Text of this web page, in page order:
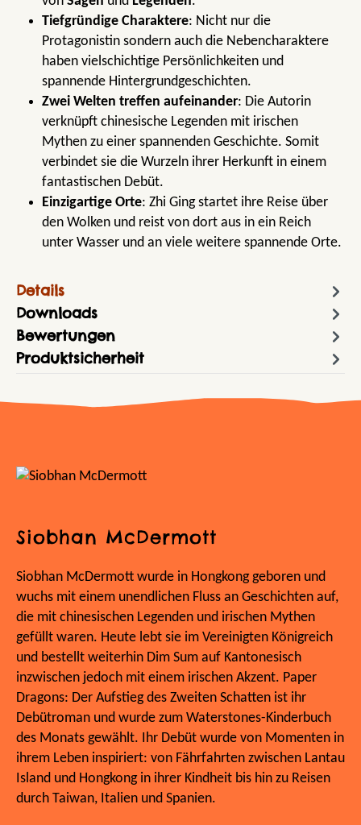
Tiefgründige Charaktere: Nicht nur die
Protagonistin sondern auch die Nebencharaktere
haben vielschichtige Persönlichkeiten und
spannende Hintergrundgeschichten.
Zwei Welten treffen aufeinander: Die Autorin
verknüpft chinesische Legenden mit irischen
Mythen zu einer spannenden Geschichte. Somit
verbindet sie die Wurzeln ihrer Herkunft in einem
fantastischen Debüt.
Einzigartige Orte: Zhi Ging startet ihre Reise über
den Wolken und reist von dort aus in ein Reich
unter Wasser und an viele weitere spannende Orte.
Details
Downloads
Bewertungen
Produktsicherheit
Siobhan McDermott
Siobhan McDermott wurde in Hongkong geboren und
wuchs mit einem unendlichen Fluss an Geschichten auf,
die mit chinesischen Legenden und irischen Mythen
gefüllt waren. Heute lebt sie im Vereinigten Königreich
und bestellt weiterhin Dim Sum auf Kantonesisch
inzwischen jedoch mit einem irischen Akzent. Paper
Dragons: Der Aufstieg des Zweiten Schatten ist ihr
Debütroman und wurde zum Waterstones-Kinderbuch
des Monats gewählt. Ihr Debüt wurde von Momenten in
ihrem Leben inspiriert: von Fährfahrten zwischen Lantau
Island und Hongkong in ihrer Kindheit bis hin zu Reisen
durch Taiwan, Italien und Spanien.